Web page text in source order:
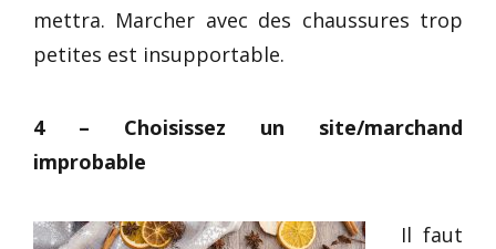
mettra. Marcher avec des chaussures trop
petites est insupportable.
4 – Choisissez un site/marchand
improbable
Il faut